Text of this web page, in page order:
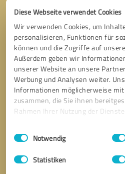
Diese Webseite verwendet Cookies
Wir verwenden Cookies, um
personalisieren, Funktionen für
können und die Zugriffe auf
Außerdem geben wir
unserer Website an unsere
Werbung und Analysen weiter.
Informationen möglicherweise
zusammen, die Sie ihnen
Rahmen Ihrer Nutzung der
Impressum
Einwilligungsauswahl
Notwendig
Statistiken